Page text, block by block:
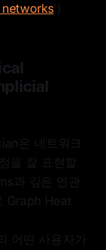
')
은 네트워크
을 잘 표현할
과 깊은 연관
Graph Heat
어떤 사용자가